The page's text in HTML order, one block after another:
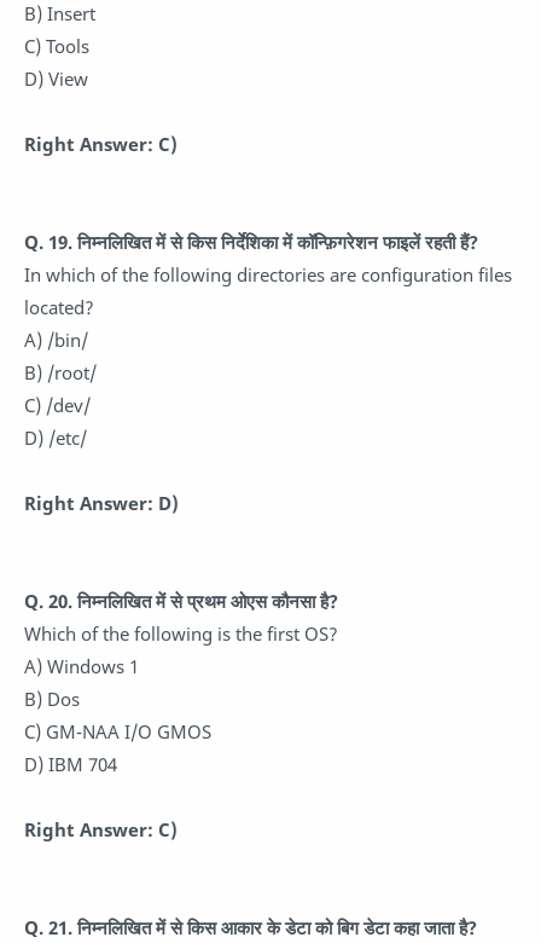
B) Insert
C) Tools
D) View
Right Answer: C)
Q. 19. निम्नलिखित में से किस निर्देशिका में कॉन्फ़िगरेशन फाइलें रहती हैं?
In which of the following directories are configuration files
located?
A) /bin/
B) /root/
C) /dev/
D) /etc/
Right Answer: D)
Q. 20. निम्नलिखित में से प्रथम ओएस कौनसा है?
Which of the following is the first OS?
A) Windows 1
B) Dos
C) GM-NAA I/O GMOS
D) IBM 704
Right Answer: C)
Q. 21. निम्नलिखित में से किस आकार के डेटा को बिग डेटा कहा जाता है?